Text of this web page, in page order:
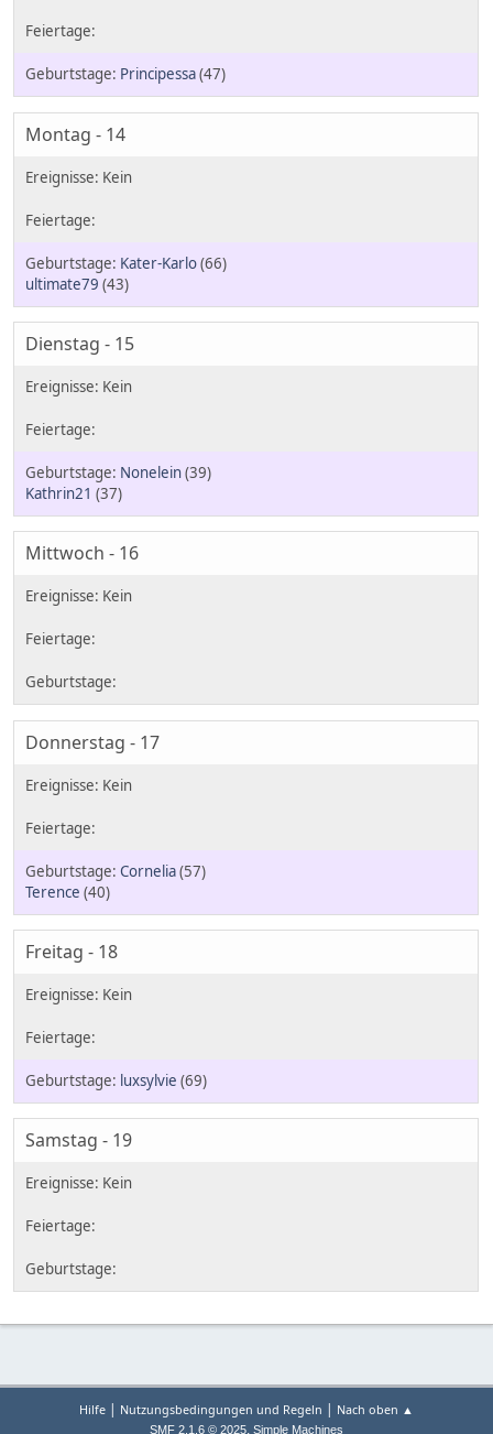
Principessa(47)
Montag - 14
Kater-Karlo(66)
ultimate79 (43)
Dienstag - 15
Nonelein(39)
Kathrin21 (37)
Mittwoch - 16
Donnerstag - 17
Cornelia(57)
Terence (40)
Freitag - 18
luxsylvie (69)
Samstag - 19
Hilfe | Nutzungsbedingungen und Regeln | Nach oben ▲
SMF 2.1.6 © 2025, Simple Machines